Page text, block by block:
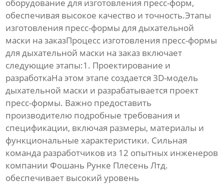
оборудование для изготовления пресс-форм,
обеспечивая высокое качество и точность.Этапы
изготовления пресс-формы для дыхательной
маски на заказПроцесс изготовления пресс-формы
для дыхательной маски на заказ включает
следующие этапы:1. Проектирование и
разработкаНа этом этапе создается 3D-модель
дыхательной маски и разрабатывается проект
пресс-формы. Важно предоставить
производителю подробные требования и
спецификации, включая размеры, материалы и
функциональные характеристики. Сильная
команда разработчиков из 12 опытных инженеров
компании Фошань Рунке Плесень Лтд.
обеспечивает высокий уровень